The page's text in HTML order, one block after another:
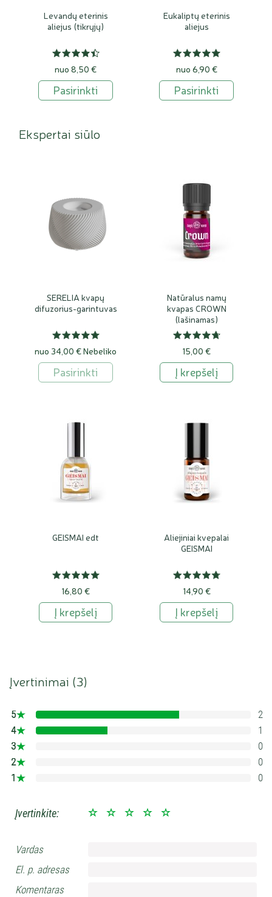
Levandų eterinis
aliejus (tikrųjų)
nuo 8,50 €
Pasirinkti
Eukaliptų eterinis
aliejus
nuo 6,90 €
Pasirinkti
Ekspertai siūlo
SERELIA kvapų
difuzorius-garintuvas
nuo 34,00 €Nebeliko
Pasirinkti
Natūralus namų
kvapas CROWN
(lašinamas)
15,00 €
Į krepšelį
GEISMAI edt
16,80 €
Į krepšelį
Aliejiniai kvepalai
GEISMAI
14,90 €
Į krepšelį
Įvertinimai (3)
5
4
3
2
1
2
1
0
0
0
Įvertinkite:
Vardas
El. p. adresas
Komentaras